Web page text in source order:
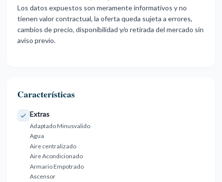
Los datos expuestos son meramente informativos y no
tienen valor contractual, la oferta queda sujeta a errores,
cambios de precio, disponibilidad y/o retirada del mercado sin
aviso previo.
Características
Extras
Adaptado Minusvalido
Agua
Aire centralizado
Aire Acondicionado
Armario Empotrado
Ascensor